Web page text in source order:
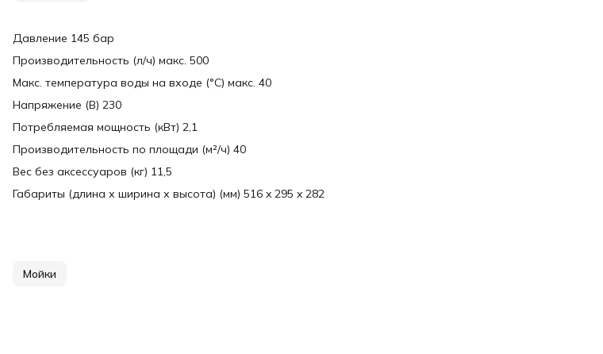
Давление 145 бар
Производительность (л/ч) макс. 500
Макс. температура воды на входе (°C) макс. 40
Напряжение (В) 230
Потребляемая мощность (кВт) 2,1
Производительность по площади (м²/ч) 40
Вес без аксессуаров (кг) 11,5
Габариты (длина х ширина х высота) (мм) 516 x 295 x 282
Мойки